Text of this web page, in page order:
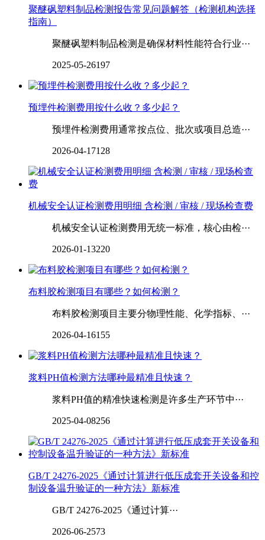
聚醚砜塑料制品检测报告常见问题解答（检测机构选择
指南）
聚醚砜塑料制品检测是确保材料性能符合行业···
2025-05-26197
预埋件检测费用按什么收？多少起？
预埋件检测费用通常按点位、批次或项目总造···
2026-04-17128
机械安全认证检测费用明细 含检测 / 审核 / 现场检查费
机械安全认证检测费用无统一标准，核心由检···
2026-01-13220
布料胶检测项目有哪些？如何检测？
布料胶检测项目主要分物理性能、化学指标、···
2026-04-16155
浆料PH值检测方法哪种最精准且快速？
浆料PH值的精准快速检测是许多生产环节中···
2025-04-08256
GB/T 24276-2025《通过计算进行低压成套开关设备和控
制设备温升验证的一种方法》新标准
GB/T 24276-2025《通过计算···
2026-06-2573